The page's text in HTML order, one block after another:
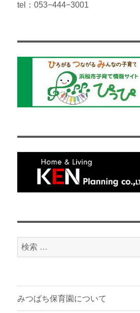
tel：053−444−3001
検
索
象:
みつばち保育園について